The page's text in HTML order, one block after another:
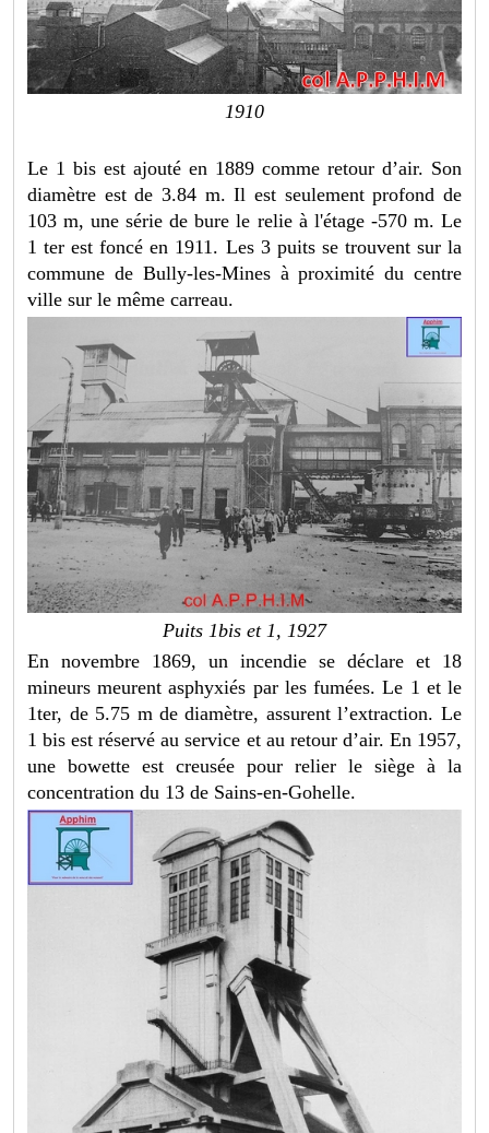
1910
Le 1 bis est ajouté en 1889 comme retour d’air. Son
diamètre est de 3.84 m. Il est seulement profond de
103 m, une série de bure le relie à l'étage -570 m. Le
1 ter est foncé en 1911. Les 3 puits se trouvent sur la
commune de Bully-les-Mines à proximité du centre
ville sur le même carreau.
Puits 1bis et 1, 1927
En novembre 1869, un incendie se déclare et 18
mineurs meurent asphyxiés par les fumées. Le 1 et le
1ter, de 5.75 m de diamètre, assurent l’extraction. Le
1 bis est réservé au service et au retour d’air. En 1957,
une bowette est creusée pour relier le siège à la
concentration du 13 de Sains-en-Gohelle.